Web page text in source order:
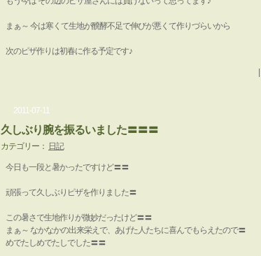
まぁ～ 今は寒くて生地が醗酵不足で伸びが悪くて作りづらいから
次のピザ作りは初春に作る予定です♪
2011-07-11
久しぶり腕を振るいました〓〓〓
カテゴリー： 日記
今日も一段と暑かったですけど〓〓
頑張って久しぶりピザを作りました〓
この暑さで生地作りが微妙だったけど〓〓
まぁ～ なかなかの出来栄えで、あげた人たちに喜んでもらえたので〓
めでたしめでたしでした〓〓